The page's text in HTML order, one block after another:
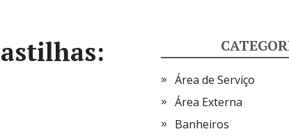
Área de Serviço
Área Externa
Banheiros